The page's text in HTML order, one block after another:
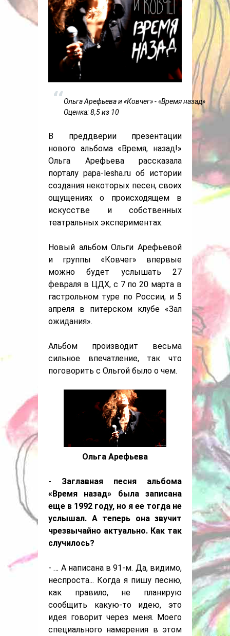
Ольга Арефьева и «Ковчег» - «Время назад»
Оценка: 8,5 из 10
В преддверии презентации
нового альбома «Время, назад!»
Ольга Арефьева рассказала
порталу papa-lesha.ru об истории
создания некоторых песен, своих
ощущениях о происходящем в
искусстве и собственных
театральных экспериментах.
Новый альбом Ольги Арефьевой
и группы «Ковчег» впервые
можно будет услышать 27
февраля в ЦДХ, с 7 по 20 марта в
гастрольном туре по России, и 5
апреля в питерском клубе «Зал
ожидания».
Альбом производит весьма
сильное впечатление, так что
поговорить с Ольгой было о чем.
Ольга Арефьева
- Заглавная песня альбома
«Время назад» была записана
еще в 1992 году, но я ее тогда не
услышал. А теперь она звучит
чрезвычайно актуально. Как так
случилось?
- … А написана в 91-м. Да, видимо,
неспроста... Когда я пишу песню,
как правило, не планирую
сообщить какую-то идею, это
идея говорит через меня. Моего
специального намерения в этом